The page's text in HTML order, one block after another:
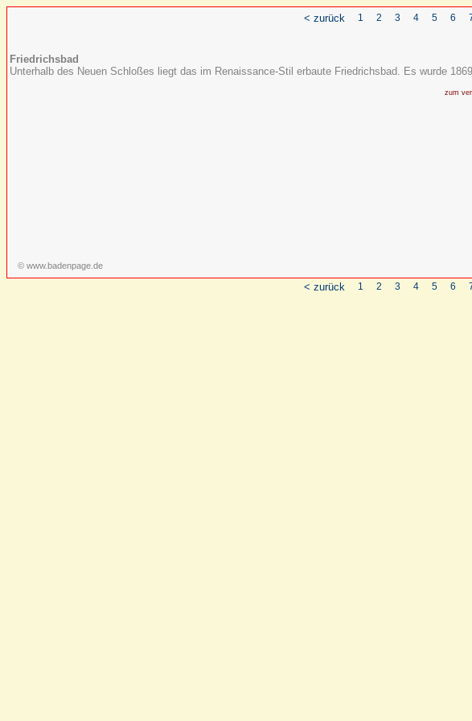
< zurück 1 2 3 4 5 6
Friedrichsbad
Unterhalb des Neuen Schloßes liegt das im Renaissance-Stil erbaute Friedrichsbad. Es wurde
zum
© www.badenpage.de
< zurück 1 2 3 4 5 6